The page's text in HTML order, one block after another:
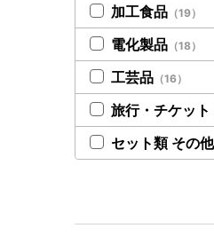
加工食品 （19）
電化製品 （18）
工芸品 （16）
旅行・チケット
セット類 その他